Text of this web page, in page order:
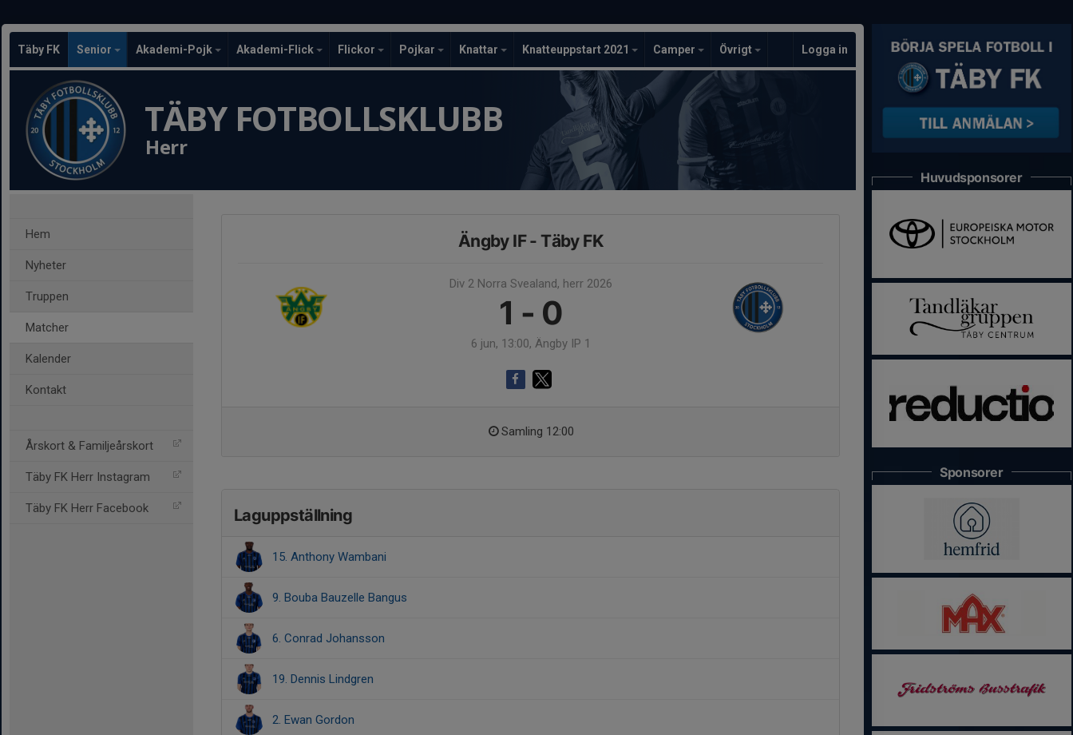
Täby FK Senior Akademi-Pojk Akademi-Flick Flickor Pojkar Knattar Knatteuppstart 2021 Camper Övrigt Logga in
TÄBY FOTBOLLSKLUBB
Herr
Hem
Nyheter
Truppen
Matcher
Kalender
Kontakt
Årskort & Familjeårskort
Täby FK Herr Instagram
Täby FK Herr Facebook
Ängby IF - Täby FK
Div 2 Norra Svealand, herr 2026
1 - 0
6 jun, 13:00, Ängby IP 1
Samling 12:00
Laguppställning
15. Anthony Wambani
9. Bouba Bauzelle Bangus
6. Conrad Johansson
19. Dennis Lindgren
2. Ewan Gordon
Huvudsponsorer
Sponsorer